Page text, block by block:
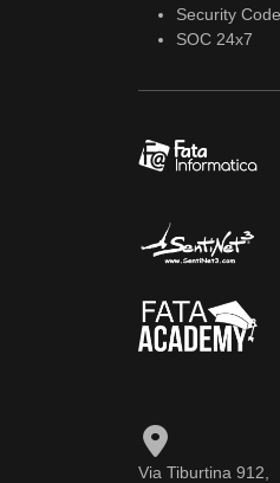
Security
SOC 24x7
Via Tiburtina 912,